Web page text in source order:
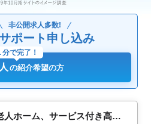
非公開求人多数!
ポート申し込み
の紹介希望の方
分で完了！
人ホーム、サービス付き高齢